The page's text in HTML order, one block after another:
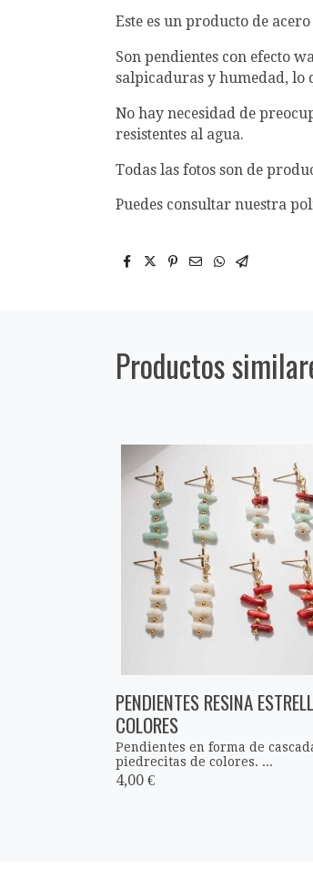
Este es un producto de
Son pendientes con efecto
salpicaduras y humedad, lo
No hay necesidad de
resistentes al agua.
Todas las fotos son de
Puedes consultar nuestra
Productos
PENDIENTES RESINA
COLORES
Pendientes en forma de
piedrecitas de colores. ...
4,00 €